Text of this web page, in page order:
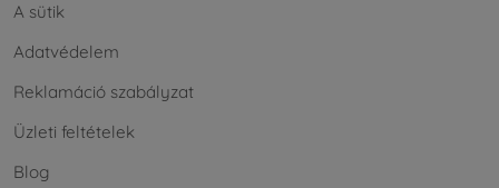
A sütik
Adatvédelem
Reklamáció szabályzat
Üzleti feltételek
Blog